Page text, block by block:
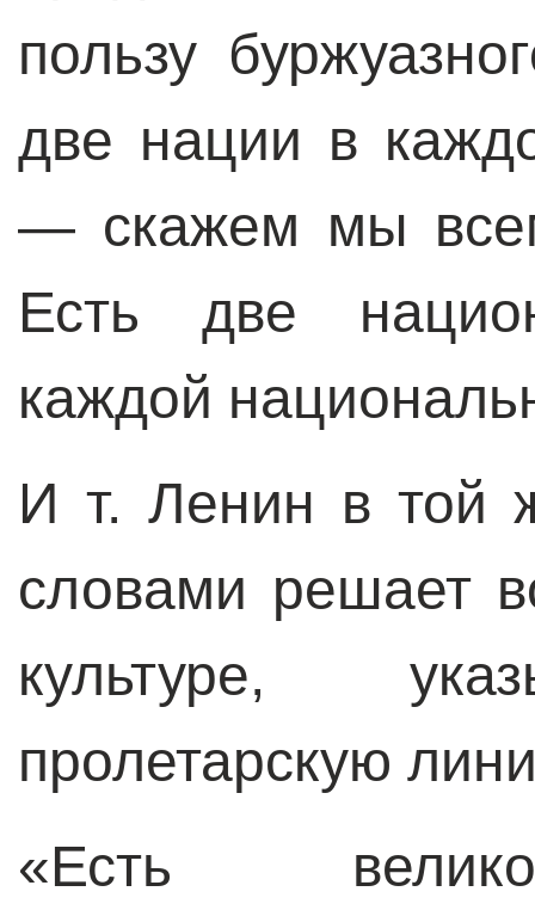
пользу
две нации в
— скажем мы
Есть две
каждой
И т. Ленин в той
словами решает
культуре,
пролетарскую
«Есть